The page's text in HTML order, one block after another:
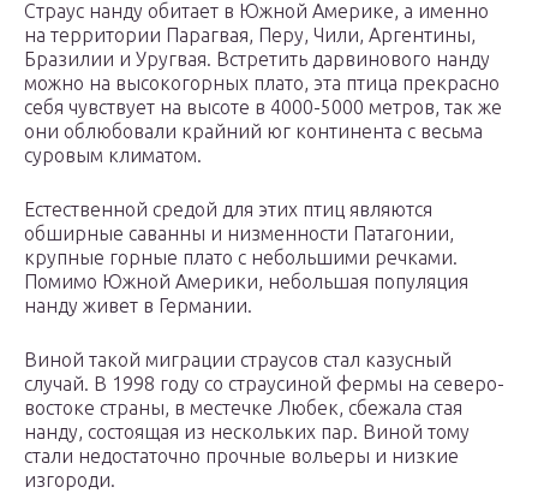
Страус нанду обитает в Южной Америке, а именно
на территории Парагвая, Перу, Чили, Аргентины,
Бразилии и Уругвая. Встретить дарвинового нанду
можно на высокогорных плато, эта птица прекрасно
себя чувствует на высоте в 4000-5000 метров, так же
они облюбовали крайний юг континента с весьма
суровым климатом.
Естественной средой для этих птиц являются
обширные саванны и низменности Патагонии,
крупные горные плато с небольшими речками.
Помимо Южной Америки, небольшая популяция
нанду живет в Германии.
Виной такой миграции страусов стал казусный
случай. В 1998 году со страусиной фермы на северо-
востоке страны, в местечке Любек, сбежала стая
нанду, состоящая из нескольких пар. Виной тому
стали недостаточно прочные вольеры и низкие
изгороди.